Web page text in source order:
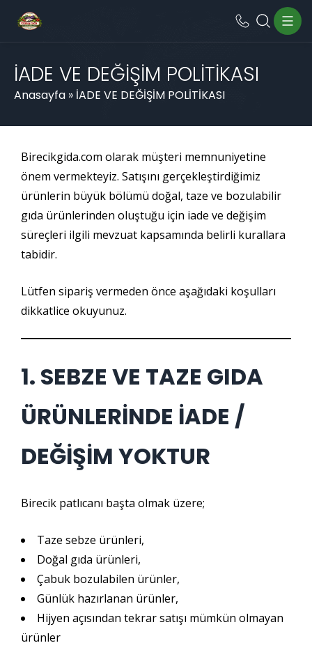
İADE VE DEĞİŞİM POLİTİKASI
Anasayfa » İADE VE DEĞİŞİM POLİTİKASI
Birecikgida.com olarak müşteri memnuniyetine
önem vermekteyiz. Satışını gerçekleştirdiğimiz
ürünlerin büyük bölümü doğal, taze ve bozulabilir
gıda ürünlerinden oluştuğu için iade ve değişim
süreçleri ilgili mevzuat kapsamında belirli kurallara
tabidir.
Lütfen sipariş vermeden önce aşağıdaki koşulları
dikkatlice okuyunuz.
1. SEBZE VE TAZE GIDA
ÜRÜNLERİNDE İADE /
DEĞİŞİM YOKTUR
Birecik patlıcanı başta olmak üzere;
Taze sebze ürünleri,
Doğal gıda ürünleri,
Çabuk bozulabilen ürünler,
Günlük hazırlanan ürünler,
Hijyen açısından tekrar satışı mümkün olmayan
ürünler